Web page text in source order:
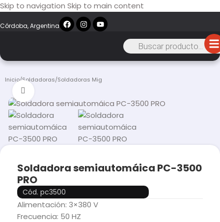
Skip to navigation Skip to main content
Córdoba, Argentina
Inicio/Soldadoras/Soldadoras Mig
Soldadora semiautomáica PC-3500
PRO
Cód. pc3500
Alimentación: 3×380 V
Frecuencia: 50 HZ